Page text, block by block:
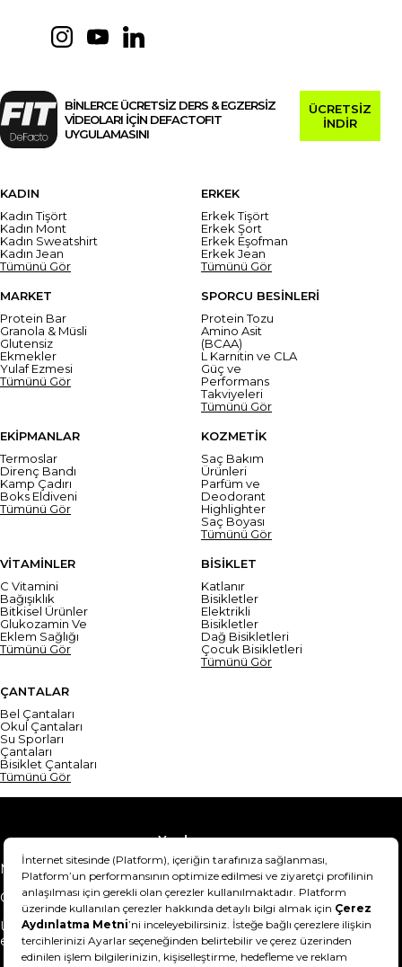
BİNLERCE ÜCRETSİZ DERS & EGZERSİZ
VİDEOLARI İÇİN DEFACTOFIT
UYGULAMASINI
ÜCRETSİZ
İNDİR
KADIN
Kadın Tişört
Kadın Mont
Kadın Sweatshirt
Kadın Jean
Tümünü Gör
ERKEK
Erkek Tişört
Erkek Şort
Erkek Eşofman
Erkek Jean
Tümünü Gör
MARKET
Protein Bar
Granola & Müsli
Glutensiz
Ekmekler
Yulaf Ezmesi
Tümünü Gör
SPORCU BESİNLERİ
Protein Tozu
Amino Asit
(BCAA)
L Karnitin ve CLA
Güç ve
Performans
Takviyeleri
Tümünü Gör
EKİPMANLAR
Termoslar
Direnç Bandı
Kamp Çadırı
Boks Eldiveni
Tümünü Gör
KOZMETİK
Saç Bakım
Ürünleri
Parfüm ve
Deodorant
Highlighter
Saç Boyası
Tümünü Gör
VİTAMİNLER
C Vitamini
Bağışıklık
Bitkisel Ürünler
Glukozamin Ve
Eklem Sağlığı
Tümünü Gör
BİSİKLET
Katlanır
Bisikletler
Elektrikli
Bisikletler
Dağ Bisikletleri
Çocuk Bisikletleri
Tümünü Gör
ÇANTALAR
Bel Çantaları
Okul Çantaları
Su Sporları
Çantaları
Bisiklet Çantaları
Tümünü Gör
Yardım
Mesafeli Satış Sözleşmesi
Teslimat Bilgisi
Gizlilik Sözleşmesi
Şartlar & Koşullar
Ürünümü nasıl iade
edebilirim?
Hakkımızda